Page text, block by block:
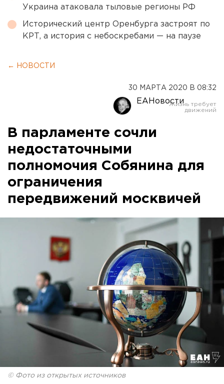
Украина атаковала тыловые регионы РФ
Исторический центр Оренбурга застроят по
КРТ, а история с небоскребами — на паузе
← НОВОСТИ
30 МАРТА 2020 В 08:32
ЕАНовости
В парламенте сочли
недостаточными
полномочия Собянина для
ограничения
передвижений москвичей
© Фото из открытых источников